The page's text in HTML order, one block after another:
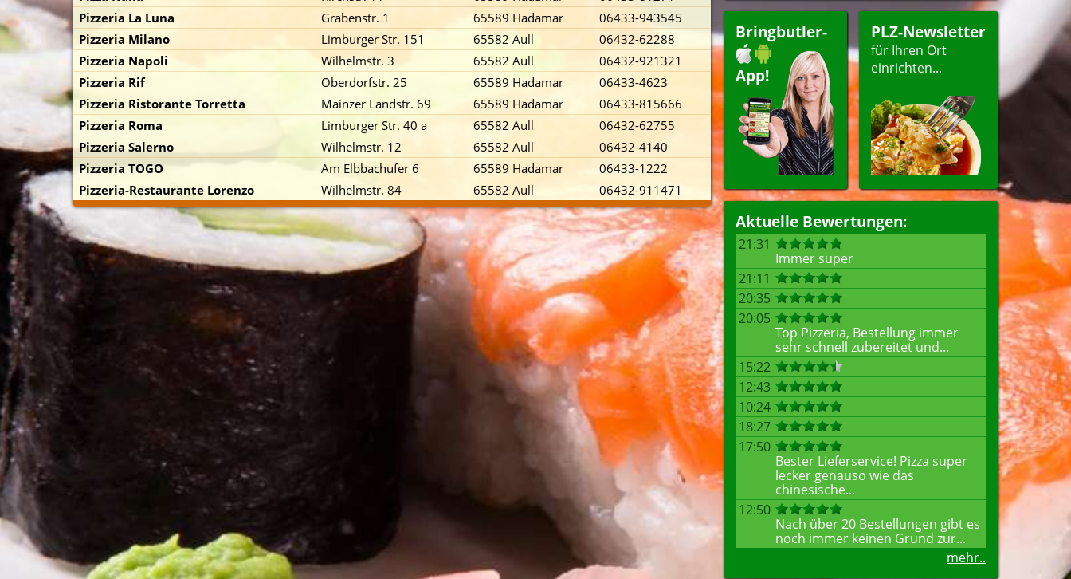
Bringbutler-
App!
PLZ-Newsletter
für Ihren Ort
einrichten...
Aktuelle Bewertungen:
21:31
Immer super
21:11
20:35
20:05
Top Pizzeria, Bestellung immer
sehr schnell zubereitet und...
15:22
12:43
10:24
18:27
17:50
Bester Lieferservice! Pizza super
lecker genauso wie das
chinesische...
12:50
Nach über 20 Bestellungen gibt es
noch immer keinen Grund zur...
mehr..
zuerst)
Pizzeria La Luna
Grabenstr. 1 65589 Hadamar
06433-943545
Pizzeria Milano
Limburger Str. 151 65582 Aull
06432-62288
Pizzeria Napoli
Wilhelmstr. 3 65582 Aull
06432-921321
Pizzeria Rif
Oberdorfstr. 25 65589 Hadamar
06433-4623
Pizzeria Ristorante Torretta
Mainzer Landstr. 69 65589 Hadamar
06433-815666
Pizzeria Roma
Limburger Str. 40 a 65582 Aull
06432-62755
Pizzeria Salerno
Wilhelmstr. 12 65582 Aull
06432-4140
Pizzeria TOGO
Am Elbbachufer 6 65589 Hadamar
06433-1222
Pizzeria-Restaurante Lorenzo
Wilhelmstr. 84 65582 Aull 06432-911471